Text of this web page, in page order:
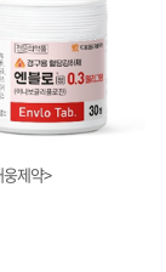
제약>